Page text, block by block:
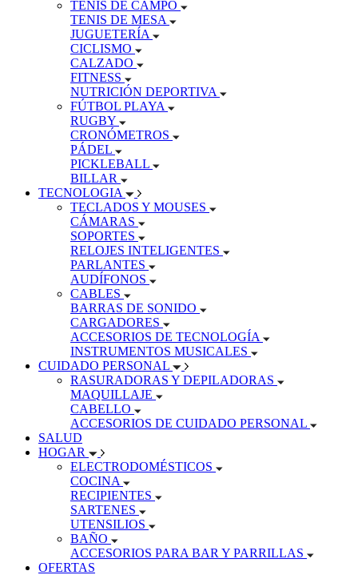
TENIS DE CAMPO
TENIS DE MESA
JUGUETERÍA
CICLISMO
CALZADO
FITNESS
NUTRICIÓN DEPORTIVA
FÚTBOL PLAYA
RUGBY
CRONÓMETROS
PÁDEL
PICKLEBALL
BILLAR
TECNOLOGIA
TECLADOS Y MOUSES
CÁMARAS
SOPORTES
RELOJES INTELIGENTES
PARLANTES
AUDÍFONOS
CABLES
BARRAS DE SONIDO
CARGADORES
ACCESORIOS DE TECNOLOGÍA
INSTRUMENTOS MUSICALES
CUIDADO PERSONAL
RASURADORAS Y DEPILADORAS
MAQUILLAJE
CABELLO
ACCESORIOS DE CUIDADO PERSONAL
SALUD
HOGAR
ELECTRODOMÉSTICOS
COCINA
RECIPIENTES
SARTENES
UTENSILIOS
BAÑO
ACCESORIOS PARA BAR Y PARRILLAS
OFERTAS